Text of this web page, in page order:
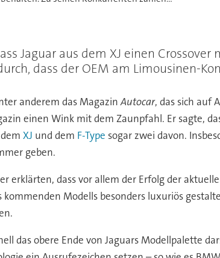
Jaguar aus dem XJ einen
dass der OEM am Limousinen-
anderem das MagazinAutocar, das sich auf
einen Wink mit dem Zaunpfahl. Er sagte,
XJ und dem F-Type sogar zwei davon.
geben.
dass vor allem der Erfolg der
Modells besonders luxuriös
das obere Ende von Jaguars Modellpalette